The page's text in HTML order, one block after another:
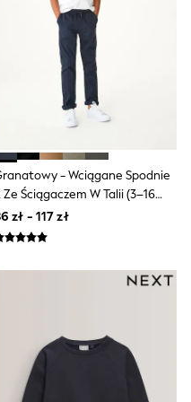
- Wciągane Spodnie
Ze Ściągaczem W Talii (3–16
zł - 117 zł